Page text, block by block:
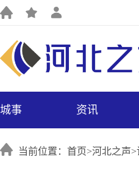
城事 资讯
当前位置：首页>河北之声>